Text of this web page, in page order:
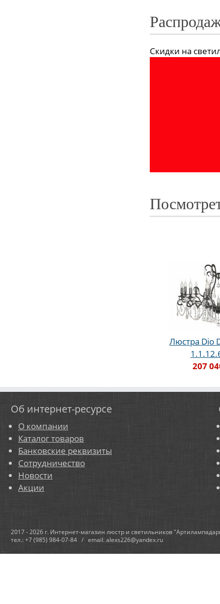
Скидки на
Люстра Dio
207
Об интернет-ресурсе
О компании
Каталог товаров
Банковские реквизиты
Сотрудничество
Новости
Акции
2017 - 2026 г. Интернет-магазин люстр и светильников
тел.: +7 (985) 984-07-84 / email: alexs226@yandex.ru